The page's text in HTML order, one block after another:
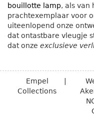
bouillotte lamp, als van
prachtexemplaar voor
uiteenlopend onze
dat ontastbare vleugje
dat onze exclusieve
Empel
Collections